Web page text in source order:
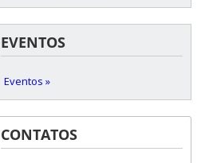
EVENTOS
Eventos »
CONTATOS